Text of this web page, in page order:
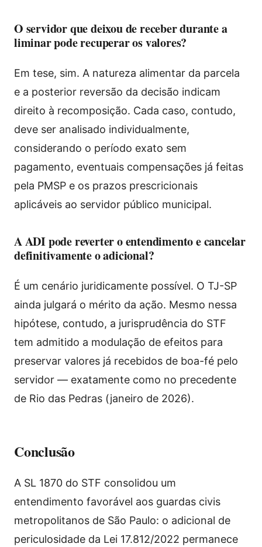
O servidor que deixou de receber durante a
liminar pode recuperar os valores?
Em tese, sim. A natureza alimentar da parcela
e a posterior reversão da decisão indicam
direito à recomposição. Cada caso, contudo,
deve ser analisado individualmente,
considerando o período exato sem
pagamento, eventuais compensações já feitas
pela PMSP e os prazos prescricionais
aplicáveis ao servidor público municipal.
A ADI pode reverter o entendimento e cancelar
definitivamente o adicional?
É um cenário juridicamente possível. O TJ-SP
ainda julgará o mérito da ação. Mesmo nessa
hipótese, contudo, a jurisprudência do STF
tem admitido a modulação de efeitos para
preservar valores já recebidos de boa-fé pelo
servidor — exatamente como no precedente
de Rio das Pedras (janeiro de 2026).
Conclusão
A SL 1870 do STF consolidou um
entendimento favorável aos guardas civis
metropolitanos de São Paulo: o adicional de
periculosidade da Lei 17.812/2022 permanece